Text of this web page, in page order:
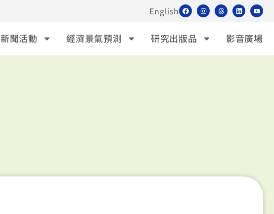
English
新聞活動 經濟景氣預測 研究出版品 影音廣場